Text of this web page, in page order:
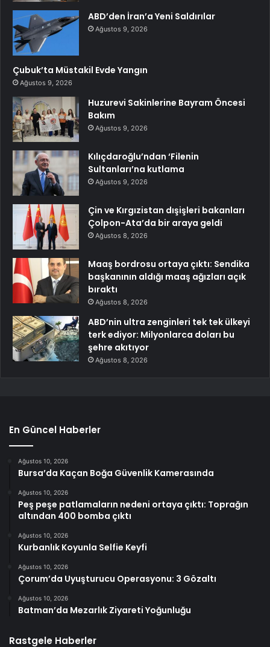
ABD’den İran’a Yeni Saldırılar
Ağustos 9, 2026
Çubuk’ta Müstakil Evde Yangın
Ağustos 9, 2026
Huzurevi Sakinlerine Bayram Öncesi
Bakım
Ağustos 9, 2026
Kılıçdaroğlu’ndan ‘Filenin
Sultanları’na kutlama
Ağustos 9, 2026
Çin ve Kırgızistan dışişleri bakanları
Çolpon-Ata’da bir araya geldi
Ağustos 8, 2026
Maaş bordrosu ortaya çıktı: Sendika
başkanının aldığı maaş ağızları açık
bıraktı
Ağustos 8, 2026
ABD’nin ultra zenginleri tek tek ülkeyi
terk ediyor: Milyonlarca doları bu
şehre akıtıyor
Ağustos 8, 2026
En Güncel Haberler
Ağustos 10, 2026
Bursa’da Kaçan Boğa Güvenlik Kamerasında
Ağustos 10, 2026
Peş peşe patlamaların nedeni ortaya çıktı: Toprağın
altından 400 bomba çıktı
Ağustos 10, 2026
Kurbanlık Koyunla Selfie Keyfi
Ağustos 10, 2026
Çorum’da Uyuşturucu Operasyonu: 3 Gözaltı
Ağustos 10, 2026
Batman’da Mezarlık Ziyareti Yoğunluğu
Rastgele Haberler